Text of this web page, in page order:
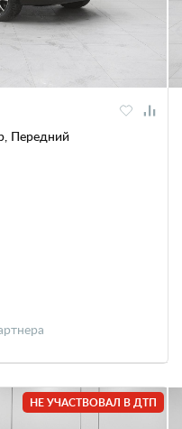
Передний
НЕ УЧАСТВОВАЛ В ДТП